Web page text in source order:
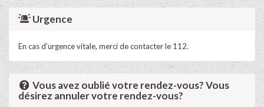
Urgence
En cas d'urgence vitale, merci de contacter le 112.
Vous avez oublié votre rendez-vous? Vous
désirez annuler votre rendez-vous?